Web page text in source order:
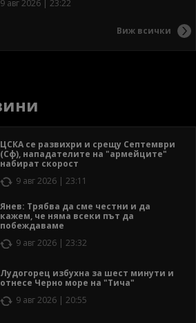
9 авг 2026 | 23:22
Виж всички
ЦСКА се развихри и срещу Септември
(Сф), нападателите на "армейците"
набират скорост
9 авг 2026 | 23:11
Янев: Трябва да сме честни и да
кажем, че няма всеки път да
побеждаваме
9 авг 2026 | 23:32
Лудогорец избухна за шест минути и
отнесе Черно море на "Тича"
9 авг 2026 | 20:55